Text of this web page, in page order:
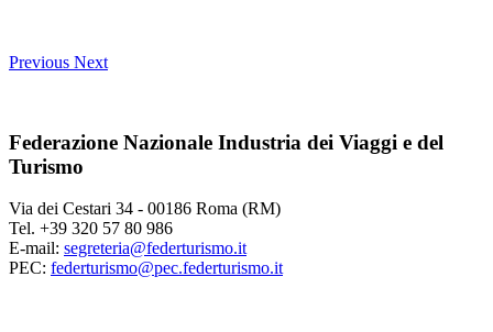
Previous Next
Federazione Nazionale Industria dei Viaggi e del
Turismo
Via dei Cestari 34 - 00186 Roma (RM)
Tel. +39 320 57 80 986
E-mail: segreteria@federturismo.it
PEC: federturismo@pec.federturismo.it